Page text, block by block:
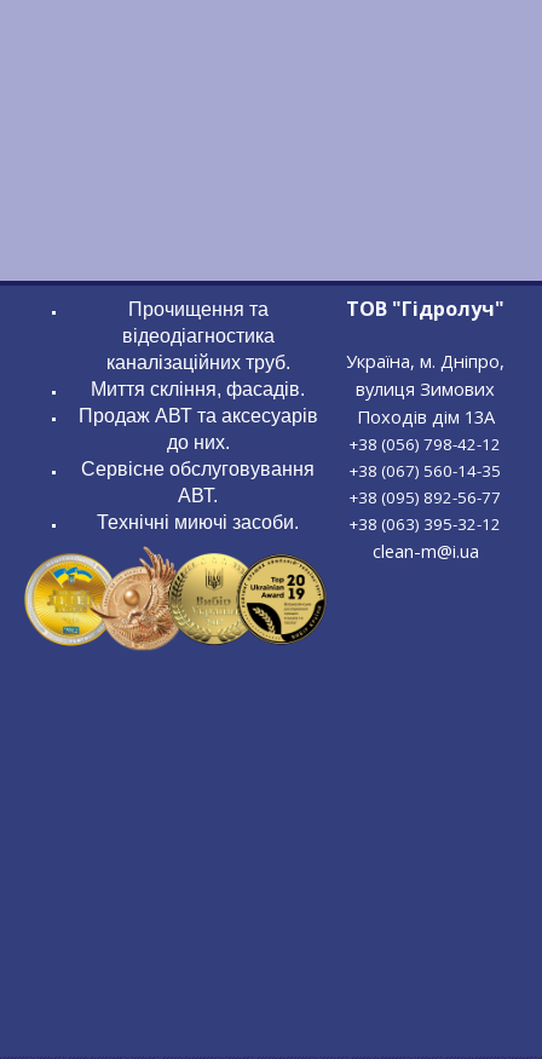
Прочищення та
відеодіагностика
каналізаційних труб.
Миття скління, фасадів.
Продаж АВТ та аксесуарів
до них.
Сервісне обслуговування
АВТ.
Технічні миючі засоби.
ТОВ "Гідролуч"
Україна, м. Дніпро,
вулиця Зимових
Походів дім 13А
+38 (056) 798-42-12
+38 (067) 560-14-35
+38 (095) 892-56-77
+38 (063) 395-32-12
clean-m@i.ua